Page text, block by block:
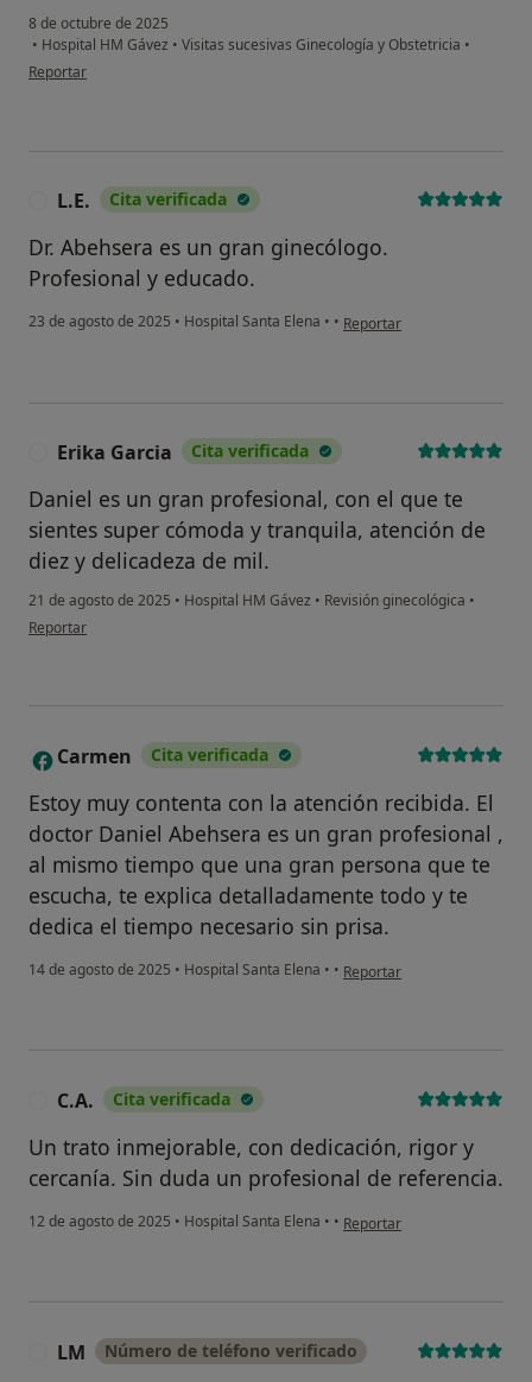
8 de octubre de 2025
• Hospital HM Gávez • Visitas sucesivas Ginecología y Obstetricia •
en opinión del usuario MPC
Reportar
L.E. Cita verificada
Dr. Abehsera es un gran ginecólogo.
Profesional y educado.
23 de agosto de 2025 • Hospital Santa Elena • • en opinión del usuario L.E.
Reportar
Erika Garcia Cita verificada
Daniel es un gran profesional, con el que te
sientes super cómoda y tranquila, atención de
diez y delicadeza de mil.
21 de agosto de 2025 • Hospital HM Gávez • Revisión ginecológica •
en opinión del usuario Erika Garcia
Reportar
C Carmen Cita verificada
Estoy muy contenta con la atención recibida. El
doctor Daniel Abehsera es un gran profesional ,
al mismo tiempo que una gran persona que te
escucha, te explica detalladamente todo y te
dedica el tiempo necesario sin prisa.
14 de agosto de 2025 • Hospital Santa Elena • • en opinión del usuario
Reportar
C.A. Cita verificada
Un trato inmejorable, con dedicación, rigor y
cercanía. Sin duda un profesional de referencia.
12 de agosto de 2025 • Hospital Santa Elena • • en opinión del usuario C.A.
Reportar
LM Número de teléfono verificado